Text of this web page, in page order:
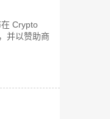
Crypto
并以赞助商